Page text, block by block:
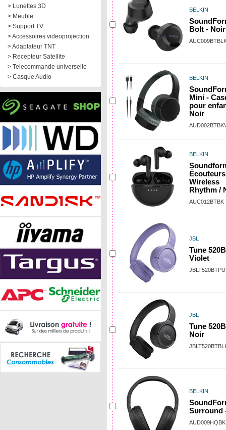
> Lunettes 3D
> Meuble
> Support TV
> Accessoires videoprojection
> Adaptateur TNT
> Recepteur Satellite
> Telecommande universelle
> Casque Audio
BELKIN
Bolt - Noir
BELKIN
Mini -
pour
Noir
BELKIN
Wireless
Rhythm /
AUC012BTBK
JBL
Tune
Violet
JBL
Tune
Noir
BELKIN
Surround
AUD009HQBK